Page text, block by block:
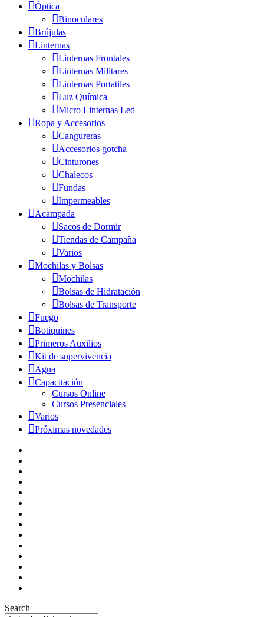
Óptica
Binoculares
Brújulas
Linternas
Linternas Frontales
Linternas Militares
Linternas Portatiles
Luz Química
Micro Linternas Led
Ropa y Accesorios
Cangureras
Accesorios gotcha
Cinturones
Chalecos
Fundas
Impermeables
Acampada
Sacos de Dormir
Tiendas de Campaña
Varios
Mochilas y Bolsas
Mochilas
Bolsas de Hidratación
Bolsas de Transporte
Fuego
Botiquines
Primeros Auxilios
Kit de supervivencia
Agua
Capacitación
Cursos Online
Cursos Presenciales
Varios
Próximas novedades
Search